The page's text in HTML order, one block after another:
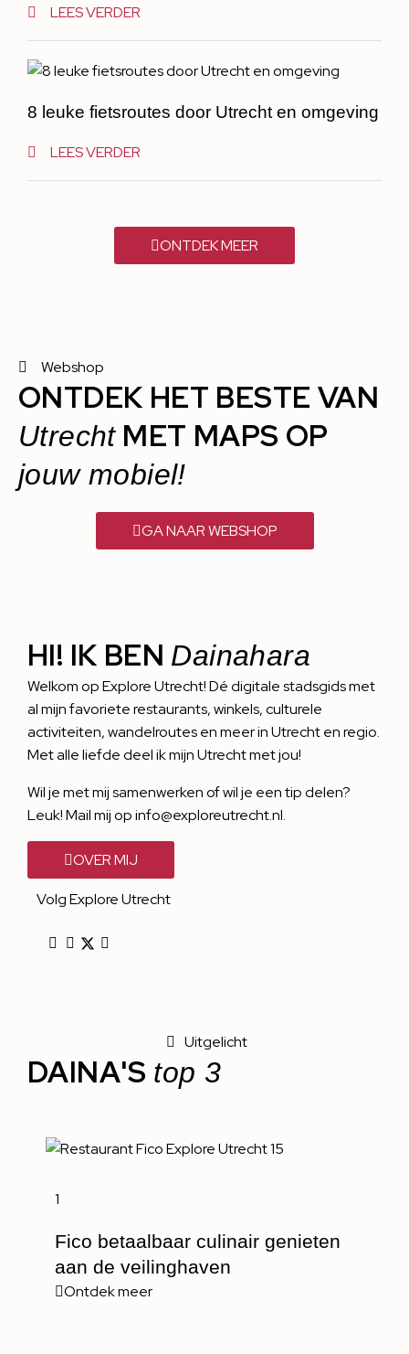
LEES VERDER
8 leuke fietsroutes door Utrecht en omgeving
LEES VERDER
ONTDEK MEER
Webshop
ONTDEK HET BESTE VAN
UtrechtMET MAPS OP
jouw mobiel!
GA NAAR WEBSHOP
HI! IK BEN Dainahara
Welkom op Explore Utrecht! Dé digitale stadsgids met
al mijn favoriete restaurants, winkels, culturele
activiteiten, wandelroutes en meer in Utrecht en regio.
Met alle liefde deel ik mijn Utrecht met jou!
Wil je met mij samenwerken of wil je een tip delen?
Leuk! Mail mij op info@exploreutrecht.nl.
OVER MIJ
Volg Explore Utrecht
Uitgelicht
DAINA'S top 3
1
Fico betaalbaar culinair genieten
aan de veilinghaven
Ontdek meer